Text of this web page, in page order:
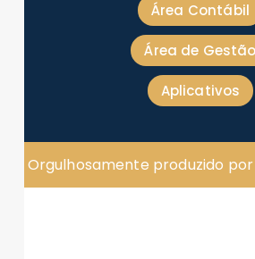
Área Contábil
Área de Gestão
Aplicativos
Orgulhosamente produzido